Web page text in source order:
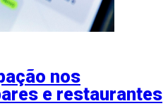
nos
e restaurantes